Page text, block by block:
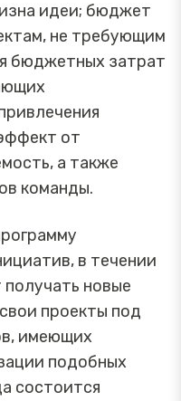
идеи; бюджет
не требующим
бюджетных затрат
от
а также
команды.
в течении
получать новые
проекты под
имеющих
подобных
состоится